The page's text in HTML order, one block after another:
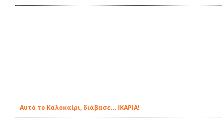
Αυτό το Καλοκαίρι, διάβασε... ΙΚΑΡΙΑ!